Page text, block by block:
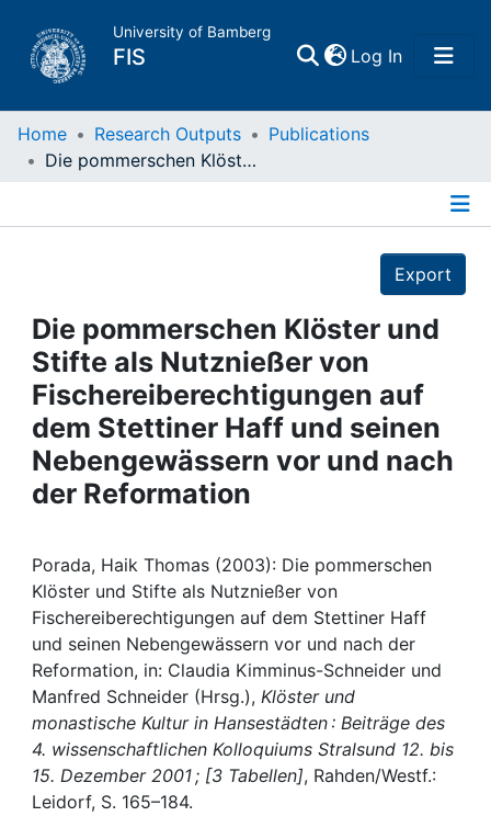
University of Bamberg
FIS Log In(current)
Home
People
Institutions
Awards
Help
Home Research Outputs
Publications
Die pommerschen Klöster und Stifte als Nutznießer von Fischereiberechtigungen auf dem Stettiner Haff und seinen Nebengewässern vor und nach der Reformation
Export
Die pommerschen Klöster und
Stifte als Nutznießer von
Fischereiberechtigungen auf
dem Stettiner Haff und seinen
Nebengewässern vor und nach
der Reformation
Porada, Haik Thomas (2003): Die pommerschen
Klöster und Stifte als Nutznießer von
Fischereiberechtigungen auf dem Stettiner Haff
und seinen Nebengewässern vor und nach der
Reformation, in: Claudia Kimminus-Schneider und
Manfred Schneider (Hrsg.), Klöster und
monastische Kultur in Hansestädten : Beiträge des
4. wissenschaftlichen Kolloquiums Stralsund 12. bis
15. Dezember 2001 ; [3 Tabellen], Rahden/Westf.:
Leidorf, S. 165–184.